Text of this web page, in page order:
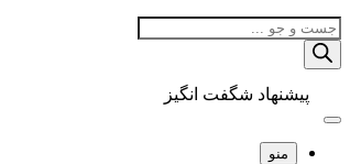
Products
search
پیشنهاد شگفت انگیز
منو